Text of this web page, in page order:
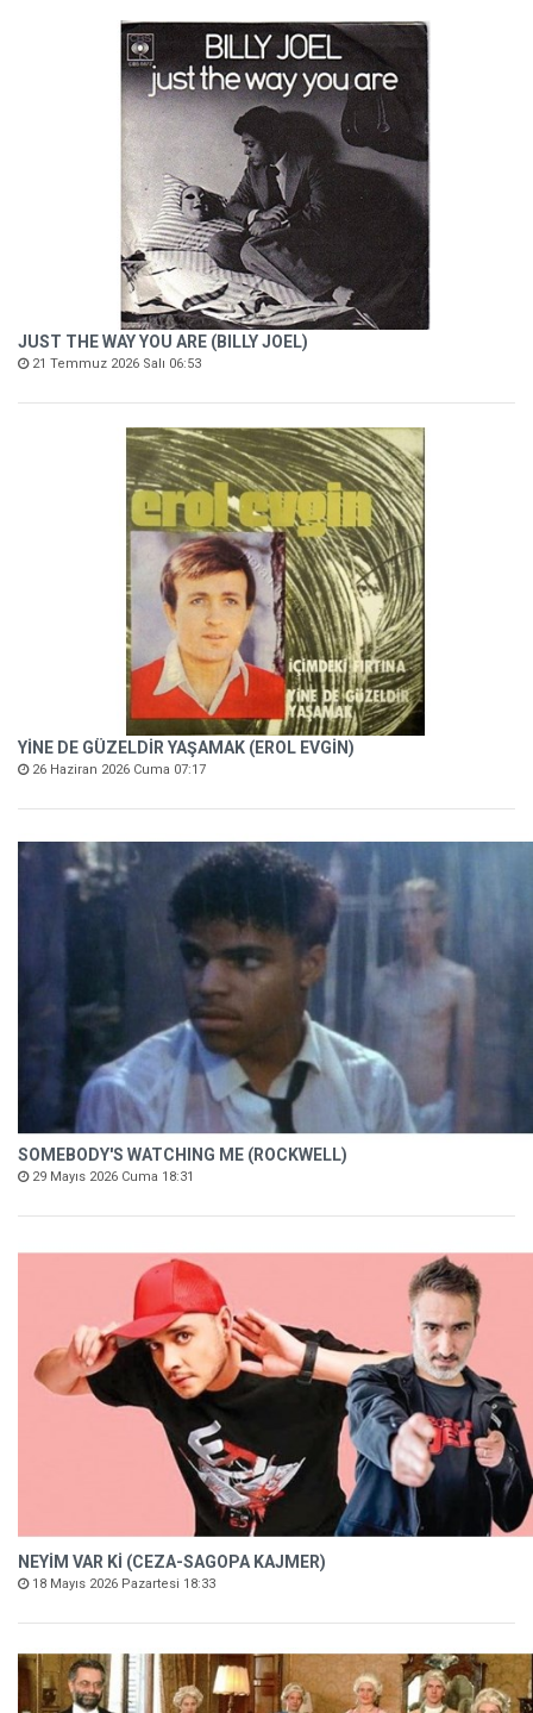
JUST THE WAY YOU ARE (BILLY JOEL)
21 Temmuz 2026 Salı 06:53
YİNE DE GÜZELDİR YAŞAMAK (EROL EVGİN)
26 Haziran 2026 Cuma 07:17
SOMEBODY'S WATCHING ME (ROCKWELL)
29 Mayıs 2026 Cuma 18:31
NEYİM VAR Kİ (CEZA-SAGOPA KAJMER)
18 Mayıs 2026 Pazartesi 18:33